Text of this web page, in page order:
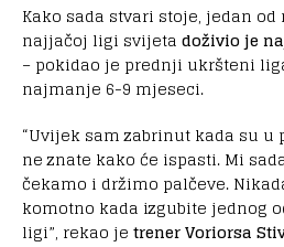
Kako sada stvari stoje, jedan
najjačoj ligi svijeta doživio je
– pokidao je prednji ukršteni
najmanje 6-9 mjeseci.
“Uvijek sam zabrinut kada su
ne znate kako će ispasti. Mi
čekamo i držimo palčeve.
komotno kada izgubite jednog
ligi”, rekao je trener Voriorsa